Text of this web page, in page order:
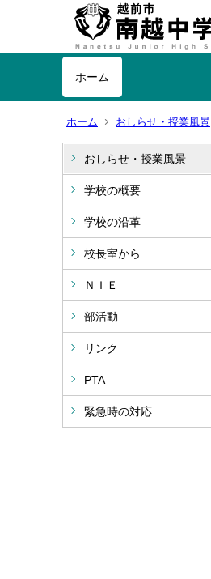
ホーム
ホーム おしらせ・授業風景
おしらせ・授業風景
学校の概要
学校の沿革
校長室から
ＮＩＥ
部活動
リンク
PTA
緊急時の対応